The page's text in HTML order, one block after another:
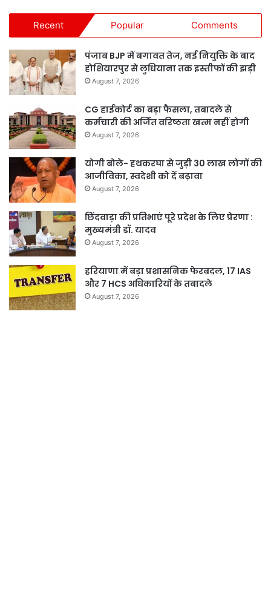
Recent Popular Comments
पंजाब BJP में बगावत तेज, नई नियुक्ति के बाद
होशियारपुर से लुधियाना तक इस्तीफों की झड़ी
August 7, 2026
CG हाईकोर्ट का बड़ा फैसला, तबादले से
कर्मचारी की अर्जित वरिष्ठता खत्म नहीं होगी
August 7, 2026
योगी बोले- हथकरघा से जुड़ी 30 लाख लोगों की
आजीविका, स्वदेशी को दें बढ़ावा
August 7, 2026
छिंदवाड़ा की प्रतिभाएं पूरे प्रदेश के लिए प्रेरणा :
मुख्यमंत्री डॉ. यादव
August 7, 2026
हरियाणा में बड़ा प्रशासनिक फेरबदल, 17 IAS
और 7 HCS अधिकारियों के तबादले
August 7, 2026